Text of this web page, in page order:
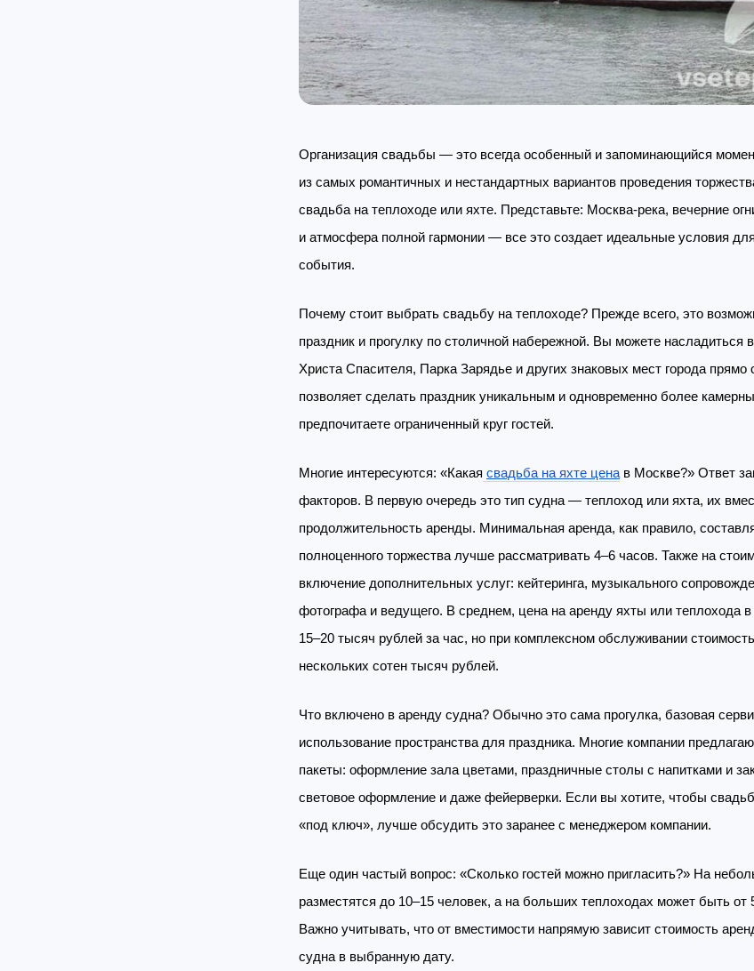
Организация свадьбы — это всегда особенный и запоминающийся
из самых романтичных и нестандартных вариантов проведения
свадьба на теплоходе или яхте. Представьте: Москва-река, вечерние
и атмосфера полной гармонии — все это создает идеальные условия
события.
Почему стоит выбрать свадьбу на теплоходе? Прежде всего, это
праздник и прогулку по столичной набережной. Вы можете
Христа Спасителя, Парка Зарядье и других знаковых мест города
позволяет сделать праздник уникальным и одновременно более
предпочитаете ограниченный круг гостей.
Многие интересуются: «Какая свадьба на яхте цена в Москве?» Ответ
факторов. В первую очередь это тип судна — теплоход или яхта, их
продолжительность аренды. Минимальная аренда, как правило,
полноценного торжества лучше рассматривать 4–6 часов. Также на
включение дополнительных услуг: кейтеринга, музыкального
фотографа и ведущего. В среднем, цена на аренду яхты или теплохода
15–20 тысяч рублей за час, но при комплексном обслуживании
нескольких сотен тысяч рублей.
Что включено в аренду судна? Обычно это сама прогулка, базовая
использование пространства для праздника. Многие компании
пакеты: оформление зала цветами, праздничные столы с напитками и
световое оформление и даже фейерверки. Если вы хотите, чтобы
«под ключ», лучше обсудить это заранее с менеджером компании.
Еще один частый вопрос: «Сколько гостей можно пригласить?» На
разместятся до 10–15 человек, а на больших теплоходах может быть от
Важно учитывать, что от вместимости напрямую зависит стоимость
судна в выбранную дату.